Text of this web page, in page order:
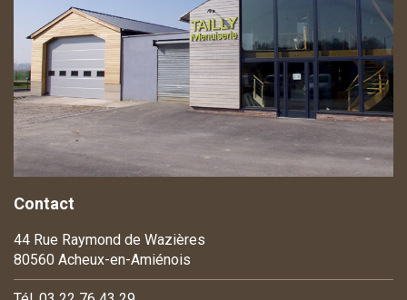
Contact
44 Rue Raymond de Wazières
80560 Acheux-en-Amiénois